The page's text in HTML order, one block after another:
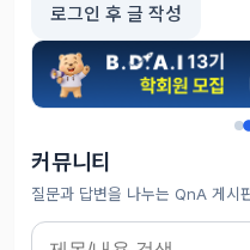
로그인 후 글 작성
커뮤니티
질문과 답변을 나누는 QnA 게시